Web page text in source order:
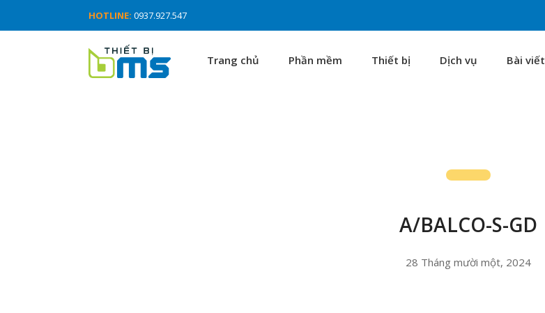
HOTLINE: 0937.927.547
Trang chủ Phần mềm Thiết bị Dịch vụ Bài viết
A/BALCO-S-GD
28 Tháng mười một, 2024